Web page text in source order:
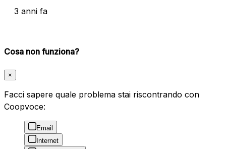
3 anni fa
Cosa non funziona?
×
Facci sapere quale problema stai riscontrando con
Coopvoce:
Email
Internet